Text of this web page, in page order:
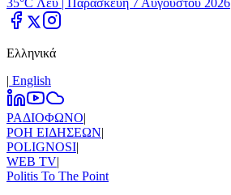
35°C Λευ | Παρασκευή 7 Αυγούστου 2026
Ελληνικά
| Εnglish
ΡΑΔΙΟΦΩΝΟ|
ΡΟΗ ΕΙΔΗΣΕΩΝ|
POLIGNOSI|
WEB TV|
Politis To The Point